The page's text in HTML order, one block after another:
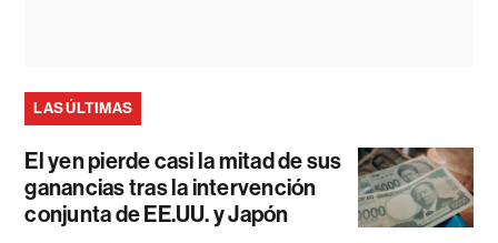
LAS ÚLTIMAS
El yen pierde casi la mitad de sus
ganancias tras la intervención
conjunta de EE.UU. y Japón